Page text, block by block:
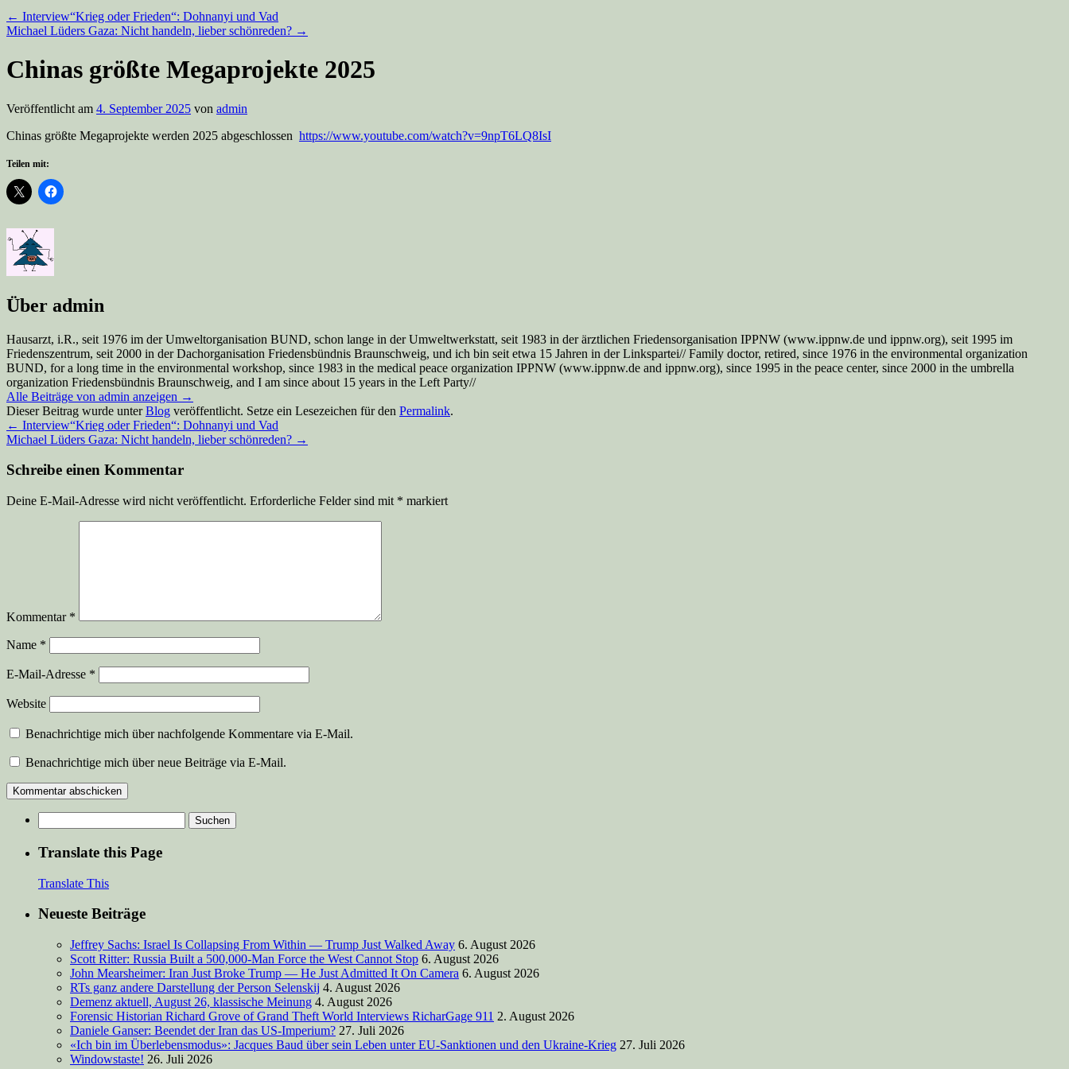
← Interview“Krieg oder Frieden“: Dohnanyi und Vad
Michael Lüders Gaza: Nicht handeln, lieber schönreden? →
Chinas größte Megaprojekte 2025
Veröffentlicht am 4. September 2025 von admin
Chinas größte Megaprojekte werden 2025 abgeschlossen https://www.youtube.com/watch?v=9npT6LQ8IsI
Teilen mit:
Über admin
Hausarzt, i.R., seit 1976 im der Umweltorganisation BUND, schon lange in der Umweltwerkstatt, seit 1983 in der ärztlichen Friedensorganisation IPPNW (www.ippnw.de und ippnw.org), seit 1995 im
Friedenszentrum, seit 2000 in der Dachorganisation Friedensbündnis Braunschweig, und ich bin seit etwa 15 Jahren in der Linkspartei// Family doctor, retired, since 1976 in the environmental organization
BUND, for a long time in the environmental workshop, since 1983 in the medical peace organization IPPNW (www.ippnw.de and ippnw.org), since 1995 in the peace center, since 2000 in the umbrella
organization Friedensbündnis Braunschweig, and I am since about 15 years in the Left Party//
Alle Beiträge von admin anzeigen →
Dieser Beitrag wurde unterBlog veröffentlicht. Setze ein Lesezeichen für den Permalink.
← Interview“Krieg oder Frieden“: Dohnanyi und Vad
Michael Lüders Gaza: Nicht handeln, lieber schönreden? →
Schreibe einen Kommentar
Deine E-Mail-Adresse wird nicht veröffentlicht. Erforderliche Felder sind mit * markiert
Kommentar *
Name *
E-Mail-Adresse *
Website
Benachrichtige mich über nachfolgende Kommentare via E-Mail.
Benachrichtige mich über neue Beiträge via E-Mail.
nach:
Translate this Page
Translate This
Neueste Beiträge
Jeffrey Sachs: Israel Is Collapsing From Within — Trump Just Walked Away 6. August 2026
Scott Ritter: Russia Built a 500,000-Man Force the West Cannot Stop 6. August 2026
John Mearsheimer: Iran Just Broke Trump — He Just Admitted It On Camera 6. August 2026
RTs ganz andere Darstellung der Person Selenskij 4. August 2026
Demenz aktuell, August 26, klassische Meinung 4. August 2026
Forensic Historian Richard Grove of Grand Theft World Interviews RicharGage 911 2. August 2026
Daniele Ganser: Beendet der Iran das US-Imperium? 27. Juli 2026
«Ich bin im Überlebensmodus»: Jacques Baud über sein Leben unter EU-Sanktionen und den Ukraine-Krieg 27. Juli 2026
Windowstaste! 26. Juli 2026